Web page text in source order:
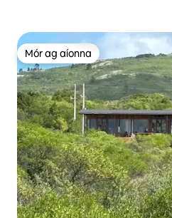
Mór ag aíonna
Mór ag aíonna